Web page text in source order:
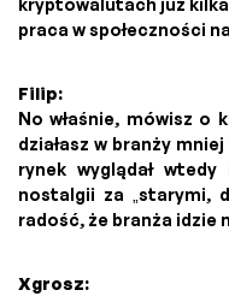
kryptowalutach już
praca w społeczności
Filip:
No właśnie, mówisz o
działasz w branży
rynek wyglądał
nostalgii za „starymi,
radość, że branża idzie
Xgrosz: